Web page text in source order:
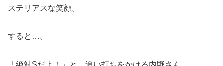
ステリアスな笑顔。
すると…。
「絶対Sだよ！」と、追い打ちをかける内野さん。